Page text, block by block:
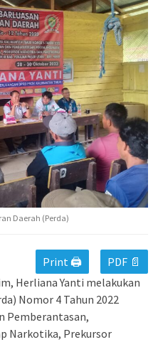
Daerah (Perda)
Print 🖨
PDF 📄
Herliana Yanti melakukan
Nomor 4 Tahun 2022
Pemberantasan,
Narkotika, Prekursor